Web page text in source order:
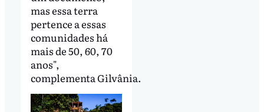
mas essa terra
pertence a essas
comunidades há
mais de 50, 60, 70
anos",
complementa Gilvânia.